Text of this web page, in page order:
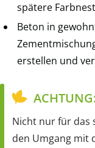
spätere
Beton in
erstellen und
Nicht nur für das
den Umgang mit